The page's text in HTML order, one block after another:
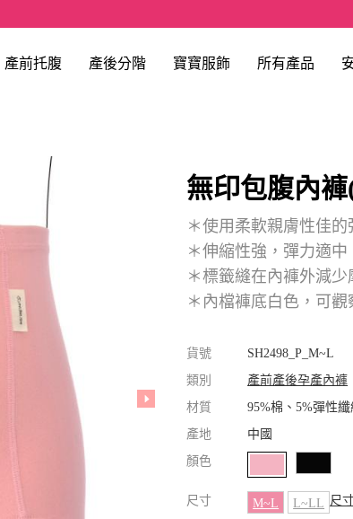
產前托腹 產後分階 寶寶服飾 所有產品
無印包腹內
＊使用柔軟親膚性佳
＊伸縮性強，彈力適中
＊標籤縫在內褲外減少
＊內檔褲底白色，可觀
貨號
SH2498_P_M~L
類別
產前產後孕產內褲
材質
95%棉、5%彈性纖
產地
中國
顏色
尺寸 M~L L~LL 尺